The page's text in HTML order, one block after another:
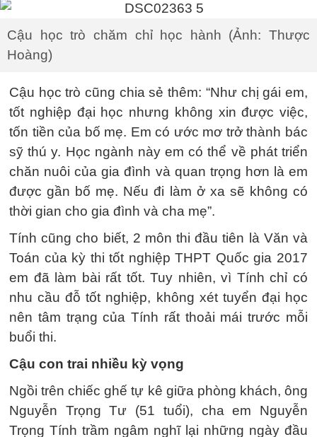
Cậu học trò chăm chỉ học hành (Ảnh: Thược
Hoàng)
Cậu học trò cũng chia sẻ thêm: “Như chị gái em,
tốt nghiệp đại học nhưng không xin được việc,
tốn tiền của bố mẹ. Em có ước mơ trở thành bác
sỹ thú y. Học ngành này em có thể về phát triển
chăn nuôi của gia đình và quan trọng hơn là em
được gần bố mẹ. Nếu đi làm ở xa sẽ không có
thời gian cho gia đình và cha mẹ”.
Tính cũng cho biết, 2 môn thi đầu tiên là Văn và
Toán của kỳ thi tốt nghiệp THPT Quốc gia 2017
em đã làm bài rất tốt. Tuy nhiên, vì Tính chỉ có
nhu cầu đỗ tốt nghiệp, không xét tuyển đại học
nên tâm trạng của Tính rất thoải mái trước mỗi
buổi thi.
Cậu con trai nhiều kỳ vọng
Ngồi trên chiếc ghế tự kê giữa phòng khách, ông
Nguyễn Trọng Tư (51 tuổi), cha em Nguyễn
Trọng Tính trầm ngâm nghĩ lại những ngày đầu